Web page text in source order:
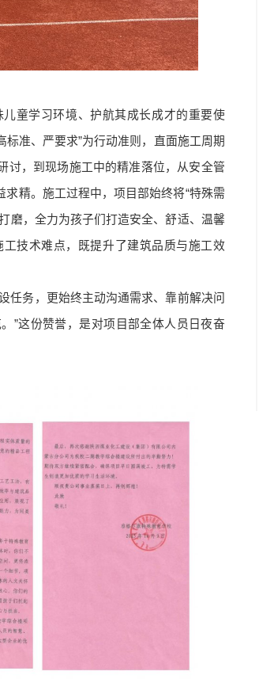
童学习环境、护航其成长成才的重要使
准、严要求”为行动准则，直面施工周期
讨，到现场施工中的精准落位，从安全管
精。施工过程中，项目部始终将“特殊需
磨，全力为孩子们打造安全、舒适、温馨
技术难点，既提升了建筑品质与施工效
任务，更始终主动沟通需求、靠前解决问
”这份赞誉，是对项目部全体人员日夜奋